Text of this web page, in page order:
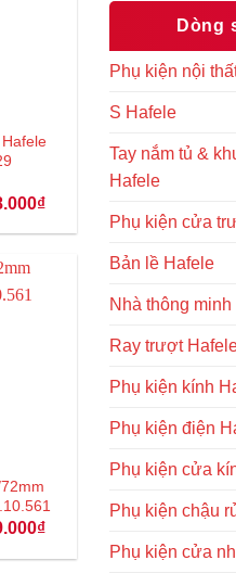
₫Giá
tại
138.000₫.
₫Giá
tại
Dòng
Phụ kiện nội
S Hafele
Tay nắm tủ &
Hafele
Phụ kiện cửa
Bản lề Hafele
Nhà thông
Ray trượt
Phụ kiện kính
Phụ kiện điện
Phụ kiện cửa
Phụ kiện chậu
Phụ kiện cửa